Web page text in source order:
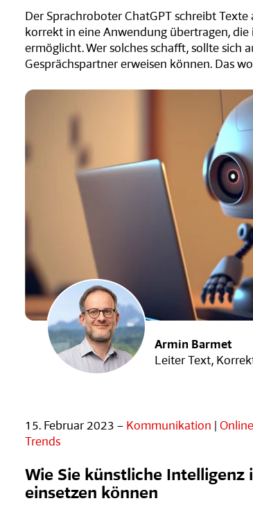
Der Sprachroboter ChatGPT schreibt
korrekt in eine Anwendung übertragen,
ermöglicht. Wer solches schafft, sollte sich
Gesprächspartner erweisen können. Das
Armin Barmet
Leiter Text,
15. Februar 2023 – Kommunikation
Trends
Wie Sie künstliche Intelligenz
einsetzen können